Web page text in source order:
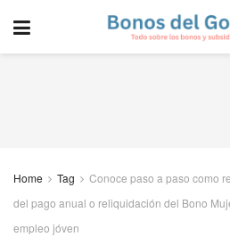
Home Tag
Conoce paso a paso como
del pago anual o reliquidación del Bono
empleo jóven